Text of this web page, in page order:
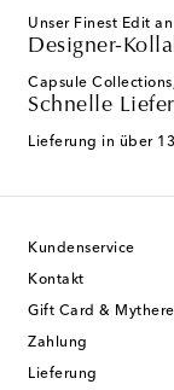
Unser Finest Edit
Designer-
Capsule
Schnelle
Lieferung in über
Kundenservice
Kontakt
Gift Card &
Zahlung
Lieferung